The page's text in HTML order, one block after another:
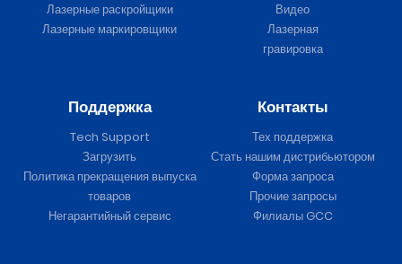
Лазерные раскройщики
Лазерные маркировщики
Видео
Лазерная
гравировка
Поддержка
Tech Support
Загрузить
Политика прекращения выпуска
товаров
Негарантийный сервис
Контакты
Тех поддержка
Стать нашим дистрибьютором
Форма запроса
Прочие запросы
Филиалы GCC